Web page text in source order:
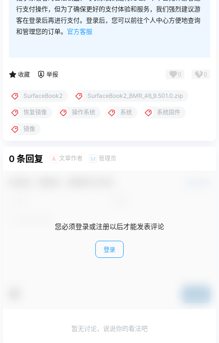
行支付操作，但为了确保更好的支付体验和服务，我们强烈建议游
客在登录后再进行支付。登录后，您可以前往个人中心方便地查询
和管理您的订单。 官方客服
收藏 举报 0 0
SurfaceBook2 SurfaceBook2_BMR_46_9.501.0.zip
恢复镜像 操作系统 系统 系统固件
镜像
0 条回复 A 文章作者 M 管理员
您必须登录或注册以后才能发表评论
登录
暂无讨论，说说你的看法吧